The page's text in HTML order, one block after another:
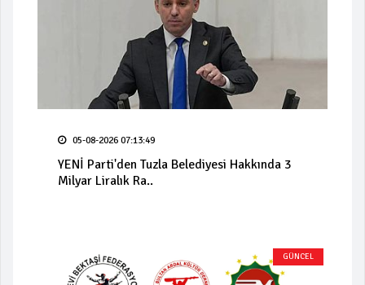
05-08-2026 07:13:49
YENİ Parti'den Tuzla Belediyesi Hakkında 3
Milyar Liralık Ra..
GÜNCEL